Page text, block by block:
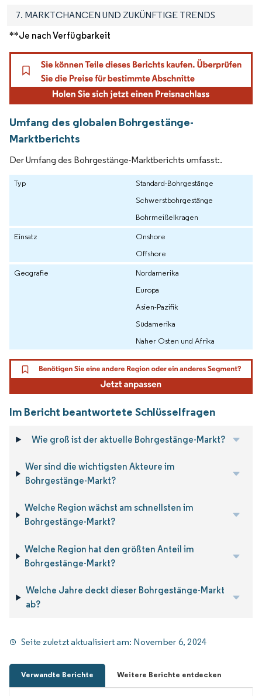
7. MARKTCHANCEN UND ZUKÜNFTIGE TRENDS
**Je nach Verfügbarkeit
Umfang des globalen Bohrgestänge-
Marktberichts
Der Umfang des Bohrgestänge-Marktberichts umfasst:.
Typ
Standard-Bohrgestänge
Schwerstbohrgestänge
Bohrmeißelkragen
Einsatz
Onshore
Offshore
Geografie
Nordamerika
Europa
Asien-Pazifik
Südamerika
Naher Osten und Afrika
Im Bericht beantwortete Schlüsselfragen
Wie groß ist der aktuelle Bohrgestänge-Markt?
Wer sind die wichtigsten Akteure im
Bohrgestänge-Markt?
Welche Region wächst am schnellsten im
Bohrgestänge-Markt?
Welche Region hat den größten Anteil im
Bohrgestänge-Markt?
Welche Jahre deckt dieser Bohrgestänge-Markt
ab?
Seite zuletzt aktualisiert am: November 6, 2024
Verwandte Berichte Weitere Berichte entdecken